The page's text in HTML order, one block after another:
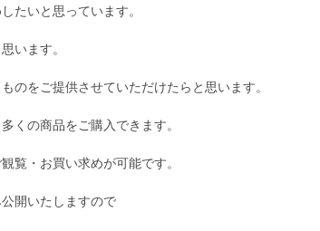
たいと思っています。
います。
のをご提供させていただけたらと思います。
くの商品をご購入できます。
覧・お買い求めが可能です。
開いたしますので